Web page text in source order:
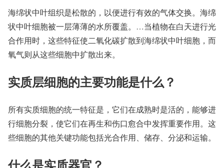
海绵状中叶组织是松散的，以便进行有效的气体交换。海绵
状中叶细胞被一层薄薄的水所覆盖。…当植物在白天进行光
合作用时，这些特征使二氧化碳扩散到海绵状中叶细胞，而
氧气则从这些细胞中扩散出来。
实质层细胞的主要功能是什么？
所有实质细胞的统一特征是，它们在成熟时是活的，能够进
行细胞分裂，使它们在再生和伤口愈合中发挥重要作用。这
些细胞的其他关键功能包括光合作用、储存、分泌和运输。